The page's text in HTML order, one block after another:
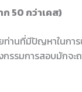
50 กว่าเคส)
านที่มีปัญหาในกา
รรมการสอบมักจะ